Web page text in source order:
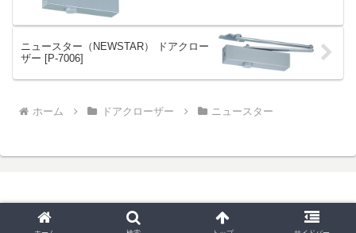
ニュースター（NEWSTAR） ドアクロー
ザー [P-7006]
ホーム ドアクローザー ニュースター
© 2025 鍵と錠前と金物と。.